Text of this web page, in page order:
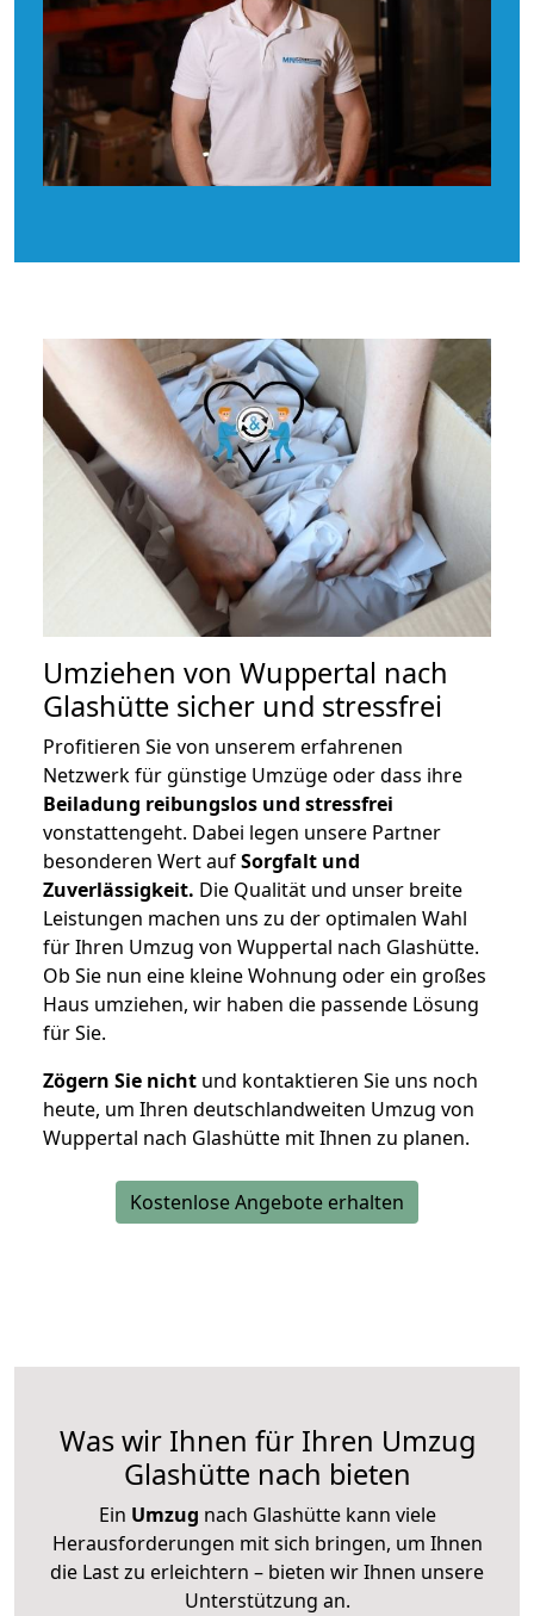
Umziehen von Wuppertal nach
Glashütte sicher und stressfrei
Profitieren Sie von unserem erfahrenen
Netzwerk für günstige Umzüge oder dass ihre
Beiladung reibungslos und stressfrei
vonstattengeht. Dabei legen unsere Partner
besonderen Wert aufSorgfalt und
Zuverlässigkeit. Die Qualität und unser breite
Leistungen machen uns zu der optimalen Wahl
für Ihren Umzug von Wuppertal nach Glashütte.
Ob Sie nun eine kleine Wohnung oder ein großes
Haus umziehen, wir haben die passende Lösung
für Sie.
Zögern Sie nicht und kontaktieren Sie uns noch
heute, um Ihren deutschlandweiten Umzug von
Wuppertal nach Glashütte mit Ihnen zu planen.
Kostenlose Angebote erhalten
Was wir Ihnen für Ihren Umzug
Glashütte nach bieten
Ein Umzug nach Glashütte kann viele
Herausforderungen mit sich bringen, um Ihnen
die Last zu erleichtern – bieten wir Ihnen unsere
Unterstützung an.